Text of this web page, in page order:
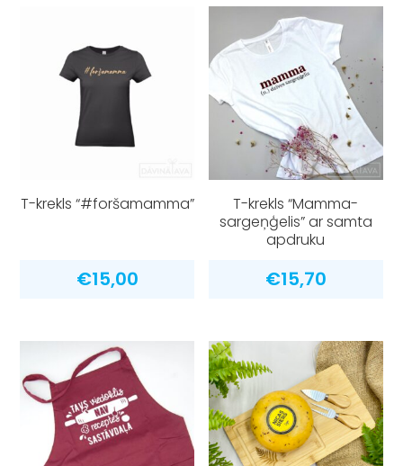
T-krekls “#foršamamma”
€15,00
T-krekls “Mamma-
sargeņģelis” ar samta
apdruku
€15,70